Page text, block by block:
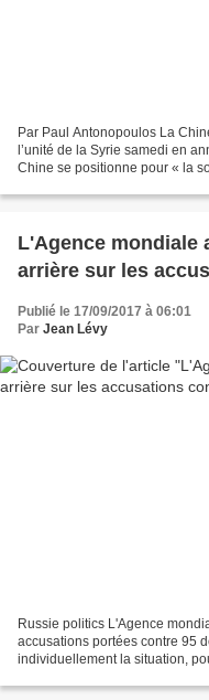
Par Paul Antonopoulos La
l’unité de la Syrie samedi en
Chine se positionne pour « la
L'Agence mondiale
arrière sur les
Publié le 17/09/2017 à 06:01
Par Jean Lévy
Russie politics L'Agence
accusations portées contre 95
individuellement la situation,